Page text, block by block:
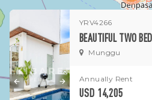
YRV4266
Munggu
Annually Rent
USD 14,205